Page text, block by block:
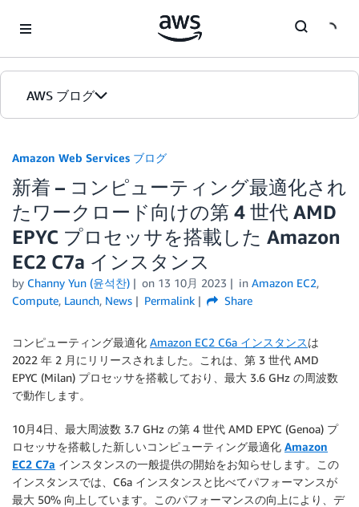
AWS ブログ
カテゴリ
エディション
Amazon Web Services ブログ
新着 – コンピューティング最適化され
たワークロード向けの第 4 世代 AMD
EPYC プロセッサを搭載した Amazon
EC2 C7a インスタンス
by Channy Yun (윤석찬) on 13 10月 2023 in Amazon EC2,
Compute, Launch, News Permalink Share
コンピューティング最適化 Amazon EC2 C6a インスタンスは
2022 年 2 月にリリースされました。これは、第 3 世代 AMD
EPYC (Milan) プロセッサを搭載しており、最大 3.6 GHz の周波数
で動作します。
10月4日、最大周波数 3.7 GHz の第 4 世代 AMD EPYC (Genoa) プ
ロセッサを搭載した新しいコンピューティング最適化 Amazon
EC2 C7a インスタンスの一般提供の開始をお知らせします。この
インスタンスでは、C6a インスタンスと比べてパフォーマンスが
最大 50% 向上しています。このパフォーマンスの向上により、デ